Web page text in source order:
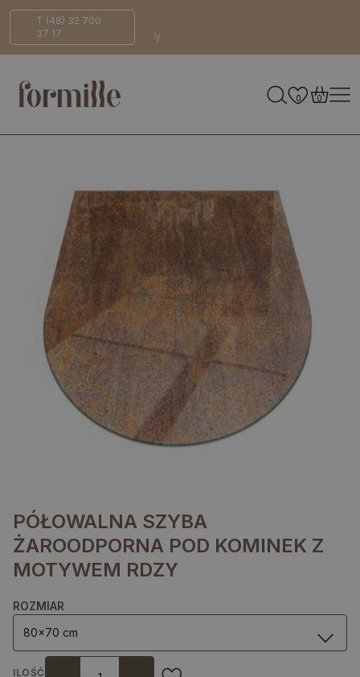
T (48) 32 700
37 17
Bezpieczna
dostawa
ECO-
0 0
PÓŁOWALNA SZYBA
ŻAROODPORNA POD KOMINEK Z
MOTYWEM RDZY
ROZMIAR
80x70 cm
ILOŚĆ